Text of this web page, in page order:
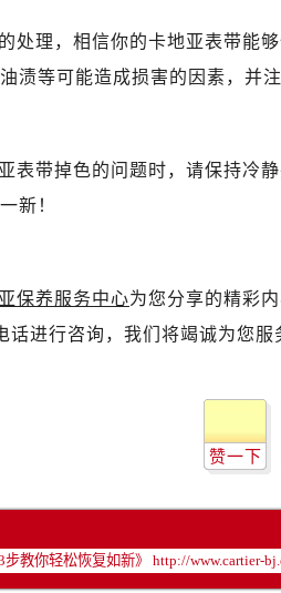
处理，相信你的卡地亚表带能
渍等可能造成损害的因素，并
表带掉色的问题时，请保持冷
新！
保养服务中心为您分享的精彩
话进行咨询，我们将竭诚为您服
赞一下